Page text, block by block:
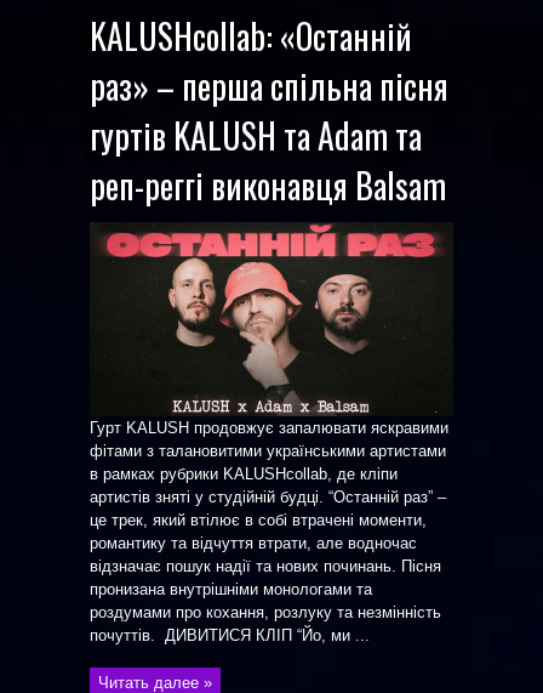
KALUSHcollab: «Останній
раз» – перша спільна пісня
гуртів KALUSH та Adam та
реп-реггі виконавця Balsam
Гурт KALUSH продовжує запалювати яскравими
фітами з талановитими українськими артистами
в рамках рубрики KALUSHcollab, де кліпи
артистів зняті у студійній будці. “Останній раз” –
це трек, який втілює в собі втрачені моменти,
романтику та відчуття втрати, але водночас
відзначає пошук надії та нових починань. Пісня
пронизана внутрішніми монологами та
роздумами про кохання, розлуку та незмінність
почуттів. ДИВИТИСЯ КЛІП “Йо, ми ...
Читать далее »